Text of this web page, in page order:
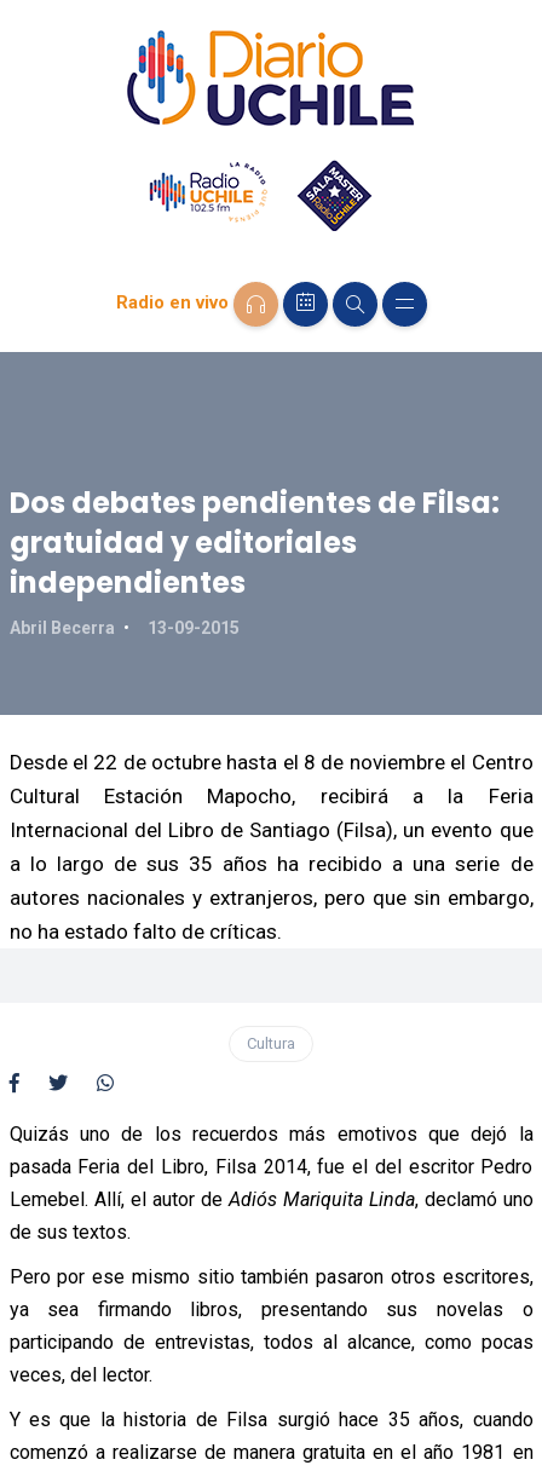
Radio en vivo
Dos debates pendientes de Filsa:
gratuidad y editoriales
independientes
Abril Becerra 13-09-2015
Desde el 22 de octubre hasta el 8 de noviembre el Centro
Cultural Estación Mapocho, recibirá a la Feria
Internacional del Libro de Santiago (Filsa), un evento que
a lo largo de sus 35 años ha recibido a una serie de
autores nacionales y extranjeros, pero que sin embargo,
no ha estado falto de críticas.
Cultura
Quizás uno de los recuerdos más emotivos que dejó la
pasada Feria del Libro, Filsa 2014, fue el del escritor Pedro
Lemebel. Allí, el autor de Adiós Mariquita Linda, declamó uno
de sus textos.
Pero por ese mismo sitio también pasaron otros escritores,
ya sea firmando libros, presentando sus novelas o
participando de entrevistas, todos al alcance, como pocas
veces, del lector.
Y es que la historia de Filsa surgió hace 35 años, cuando
comenzó a realizarse de manera gratuita en el año 1981 en